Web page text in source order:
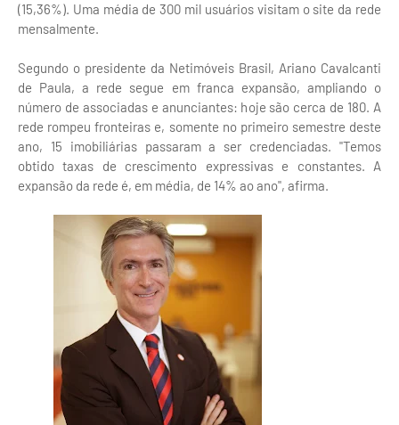
(15,36%). Uma média de 300 mil usuários visitam o site da rede
mensalmente.
Segundo o presidente da Netimóveis Brasil, Ariano Cavalcanti
de Paula, a rede segue em franca expansão, ampliando o
número de associadas e anunciantes: hoje são cerca de 180. A
rede rompeu fronteiras e, somente no primeiro semestre deste
ano, 15 imobiliárias passaram a ser credenciadas. "Temos
obtido taxas de crescimento expressivas e constantes. A
expansão da rede é, em média, de 14% ao ano", afirma.